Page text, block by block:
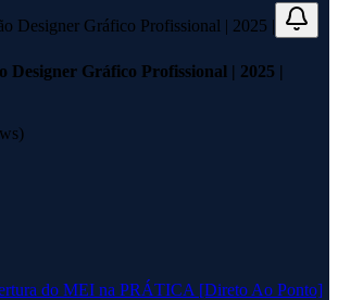
Designer Gráfico Profissional | 2025 |
do MEI na PRÁTICA [Direto Ao Ponto]